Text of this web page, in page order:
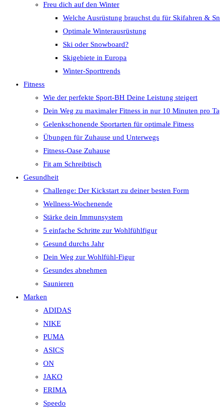
Freu dich auf den Winter
Welche Ausrüstung brauchst du für Skifahren &
Optimale Winterausrüstung
Ski oder Snowboard?
Skigebiete in Europa
Winter-Sporttrends
Fitness
Wie der perfekte Sport-BH Deine Leistung steigert
Dein Weg zu maximaler Fitness in nur 10 Minuten pro
Gelenkschonende Sportarten für optimale Fitness
Übungen für Zuhause und Unterwegs
Fitness-Oase Zuhause
Fit am Schreibtisch
Gesundheit
Challenge: Der Kickstart zu deiner besten Form
Wellness-Wochenende
Stärke dein Immunsystem
5 einfache Schritte zur Wohlfühlfigur
Gesund durchs Jahr
Dein Weg zur Wohlfühl-Figur
Gesundes abnehmen
Saunieren
Marken
ADIDAS
NIKE
PUMA
ASICS
ON
JAKO
ERIMA
Speedo